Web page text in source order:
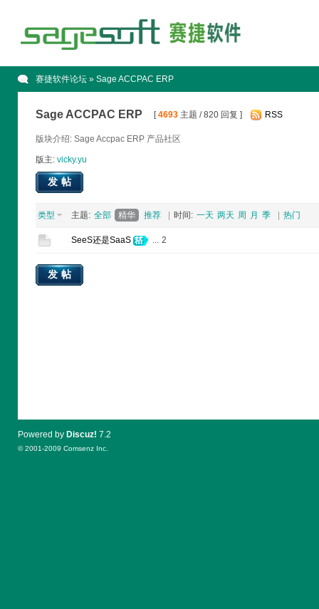
赛捷软件论坛» Sage ACCPAC ERP
Sage ACCPAC ERP [4693主题 / 820 回复 ] RSS
版块介绍: Sage Accpac ERP 产品社区
版主: vicky.yu
发帖
类型 主题: 全部 精华 推荐 时间: 一天 两天 周 月 季 热门
SeeS还是SaaS ... 2
发帖
Powered by Discuz! 7.2
© 2001-2009 Comsenz Inc.